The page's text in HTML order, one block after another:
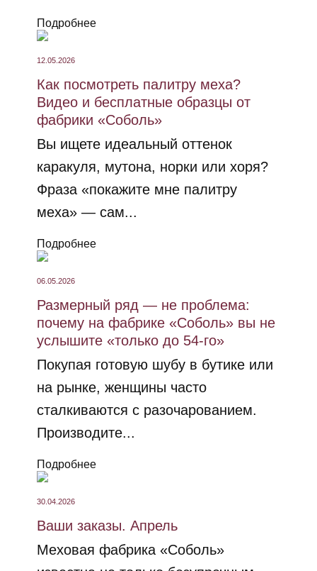
Подробнее
12.05.2026
Как посмотреть палитру меха?
Видео и бесплатные образцы от
фабрики «Соболь»
Вы ищете идеальный оттенок
каракуля, мутона, норки или хоря?
Фраза «покажите мне палитру
меха» — сам...
Подробнее
06.05.2026
Размерный ряд — не проблема:
почему на фабрике «Соболь» вы не
услышите «только до 54-го»
Покупая готовую шубу в бутике или
на рынке, женщины часто
сталкиваются с разочарованием.
Производите...
Подробнее
30.04.2026
Ваши заказы. Апрель
Меховая фабрика «Соболь»